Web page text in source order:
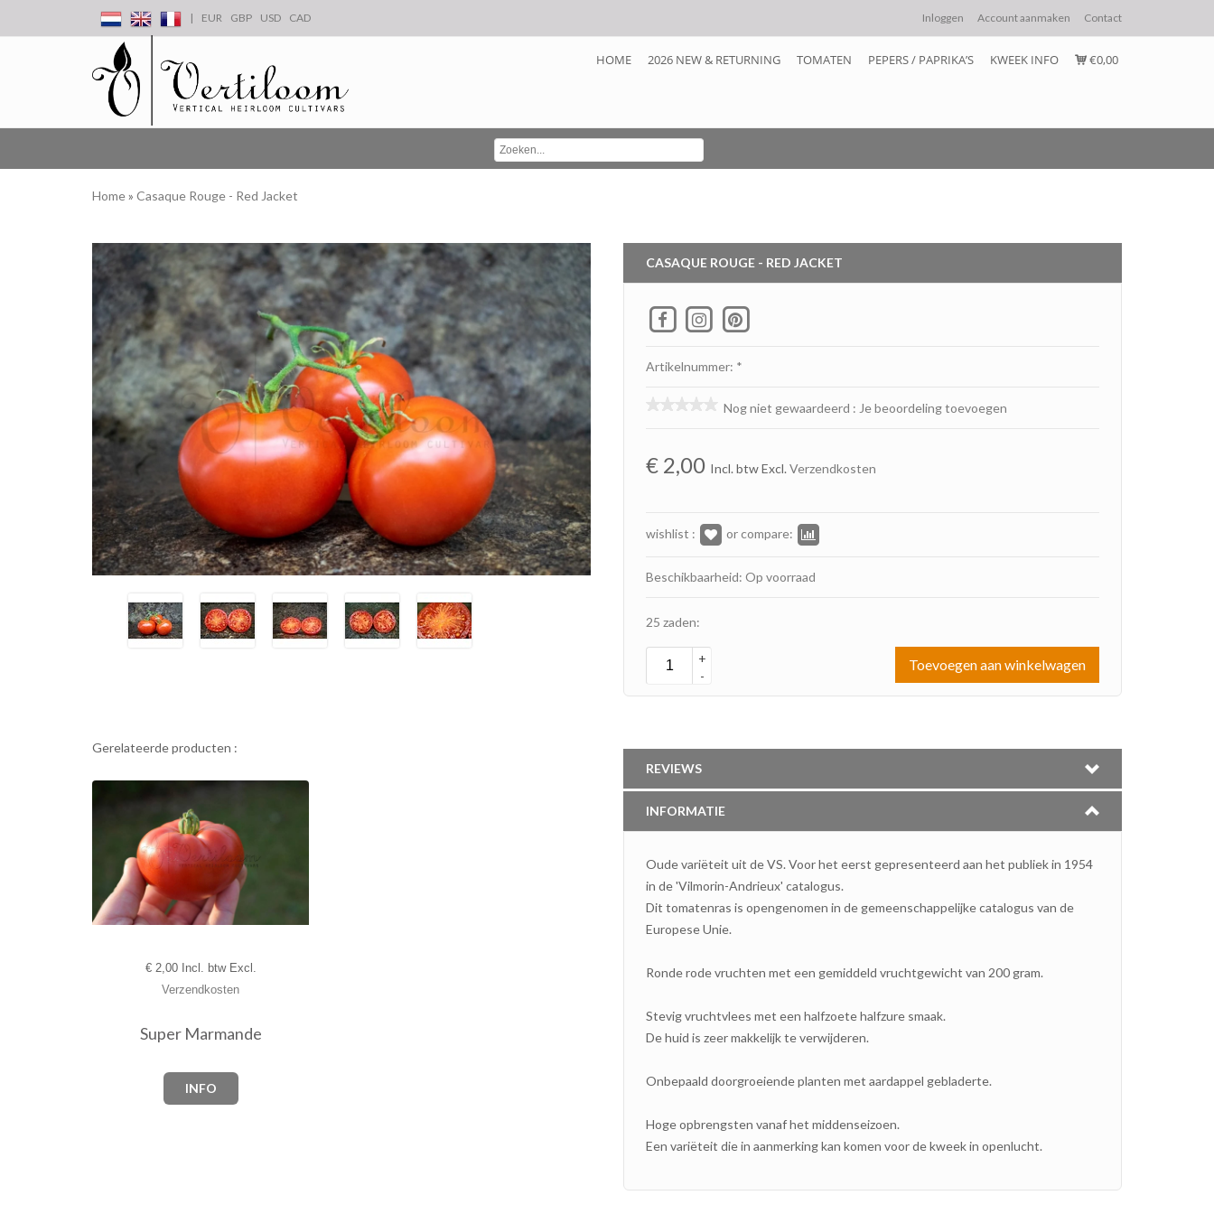
| EUR GBP USD CAD Inloggen Account aanmaken Contact
HOME 2026 NEW & RETURNING TOMATEN PEPERS / PAPRIKA’S KWEEK INFO €0,00
Home» Casaque Rouge - Red Jacket
CASAQUE ROUGE - RED JACKET
Artikelnummer: *
Nog niet gewaardeerd : Je beoordeling toevoegen
€ 2,00 Incl. btw Excl. Verzendkosten
wishlist : or compare:
Beschikbaarheid: Op voorraad
25 zaden:
+
-
Toevoegen aan winkelwagen
Gerelateerde producten :
€2,00 Incl. btw Excl.
Verzendkosten
Super Marmande
INFO
REVIEWS
INFORMATIE
Oude variëteit uit de VS. Voor het eerst gepresenteerd aan het publiek in 1954
in de 'Vilmorin-Andrieux' catalogus.
Dit tomatenras is opengenomen in de gemeenschappelijke catalogus van de
Europese Unie.
Ronde rode vruchten met een gemiddeld vruchtgewicht van 200 gram.
Stevig vruchtvlees met een halfzoete halfzure smaak.
De huid is zeer makkelijk te verwijderen.
Onbepaald doorgroeiende planten met aardappel gebladerte.
Hoge opbrengsten vanaf het middenseizoen.
Een variëteit die in aanmerking kan komen voor de kweek in openlucht.